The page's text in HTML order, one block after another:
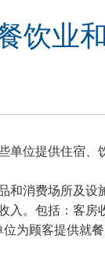
饮业
位提供住宿
消费场所及设
。包括：客
为顾客提供就